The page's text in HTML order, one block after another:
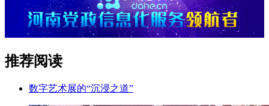
推荐阅读
数字艺术展的“沉浸之道”